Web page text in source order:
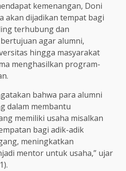
kemenangan, Doni
akan dijadikan tempat bagi
terhubung dan
agar alumni,
hingga masyarakat
menghasilkan program-
bahwa para alumni
dalam membantu
memiliki usaha misalkan
bagi adik-adik
meningkatkan
mentor untuk usaha,” ujar